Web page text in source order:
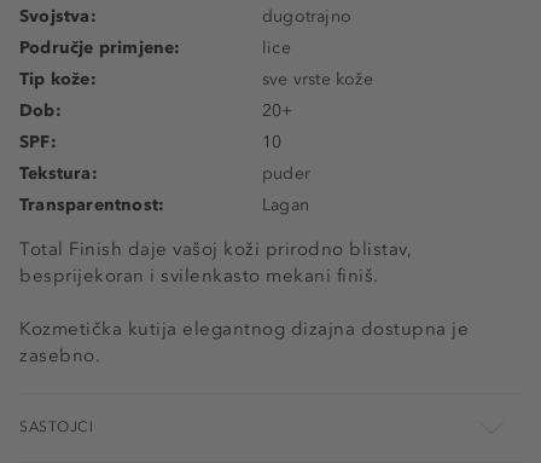
Total Finish daje vašoj koži prirodno blistav,
besprijekoran i svilenkasto mekani finiš.
Kozmetička kutija elegantnog dizajna dostupna je
zasebno.
Svojstva:
dugotrajno
Područje primjene:
lice
Tip kože:
sve vrste kože
Dob:
20+
SPF:
10
Tekstura:
puder
Transparentnost:
Lagan
SASTOJCI